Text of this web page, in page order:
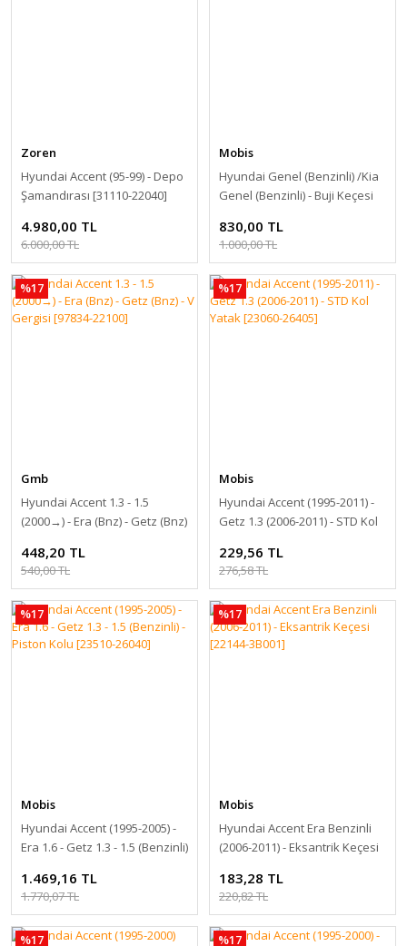
Zoren
Hyundai Accent (95-99) - Depo
Şamandırası [31110-22040]
4.980,00 TL
6.000,00 TL
Mobis
Hyundai Genel (Benzinli) /Kia
Genel (Benzinli) - Buji Keçesi
830,00 TL
1.000,00 TL
%17
Gmb
Hyundai Accent 1.3 - 1.5
(2000→) - Era (Bnz) - Getz (Bnz)
448,20 TL
540,00 TL
%17
Mobis
Hyundai Accent (1995-2011) -
Getz 1.3 (2006-2011) - STD Kol
229,56 TL
276,58 TL
%17
Mobis
Hyundai Accent (1995-2005) -
Era 1.6 - Getz 1.3 - 1.5 (Benzinli)
1.469,16 TL
1.770,07 TL
%17
Mobis
Hyundai Accent Era Benzinli
(2006-2011) - Eksantrik Keçesi
183,28 TL
220,82 TL
%17 %17